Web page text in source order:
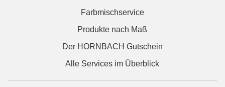
Farbmischservice
Produkte nach Maß
Der HORNBACH Gutschein
Alle Services im Überblick